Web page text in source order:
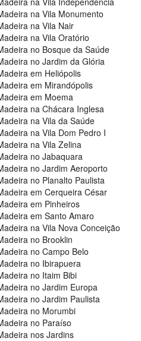
na Vila Monumento
na Vila Nair
na Vila Oratório
no Bosque da Saúde
no Jardim da Glória
em Heliópolis
em Mirandópolis
em Moema
na Chácara Inglesa
na Vila da Saúde
na Vila Dom Pedro I
na Vila Zelina
no Jabaquara
no Jardim Aeroporto
no Planalto Paulista
em Cerqueira César
em Pinheiros
em Santo Amaro
na Vila Nova Conceição
no Brooklin
no Campo Belo
no Ibirapuera
no Itaim Bibi
no Jardim Europa
no Jardim Paulista
no Morumbi
no Paraíso
nos Jardins